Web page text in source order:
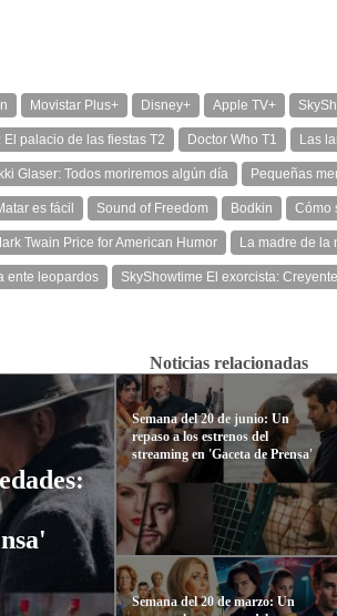
Movistar Plus+ Disney+ Apple TV+
palacio de las fiestas T2 Doctor Who T1 Las
Glaser: Todos moriremos algún día Pequeñas
es fácil Sound of Freedom Bodkin Cómo
Twain Price for American Humor La madre de la
ente leopardos SkyShowtime El exorcista:
Noticias relacionadas
Semana del 20 de junio: Un
repaso a los estrenos del
streaming en 'Gaceta de Prensa'
Semana del 20 de marzo: Un